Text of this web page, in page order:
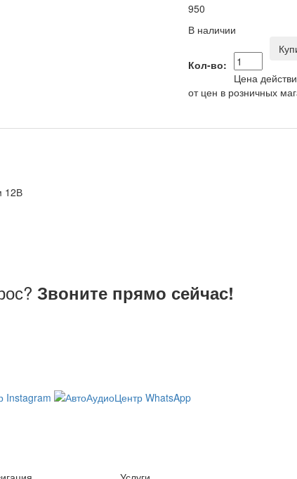
950
В наличии
Кол-во:
Цена
от цен в розничных
12В
Звоните прямо сейчас!